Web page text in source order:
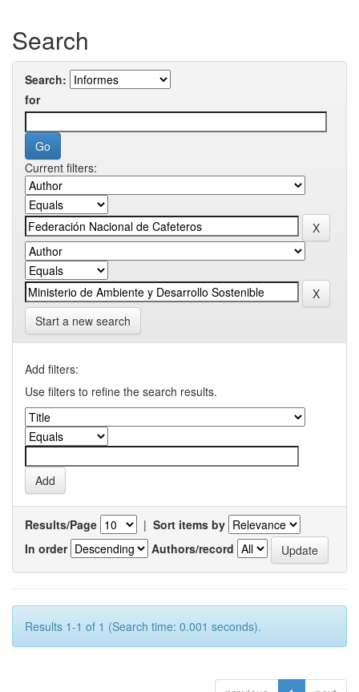
Search
Search:
for
Current filters:
Start a new search
Add filters:
Use filters to refine the search results.
Results/Page | Sort items by
In order
Authors/record
Results 1-1 of 1 (Search time: 0.001 seconds).